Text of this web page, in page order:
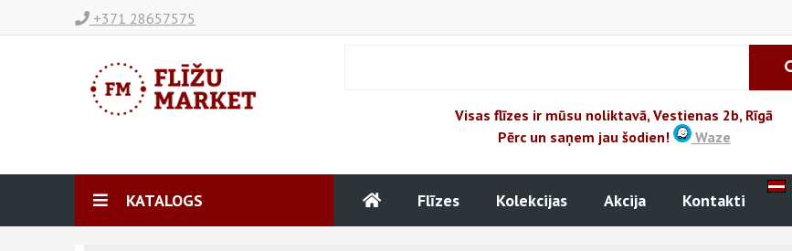
+371 28657575
Visas flīzes ir mūsu noliktavā, Vestienas 2b, Rīgā
Pērc un saņem jau šodien!
Waze
KATALOGS Flīzes Kolekcijas Akcija Kontakti